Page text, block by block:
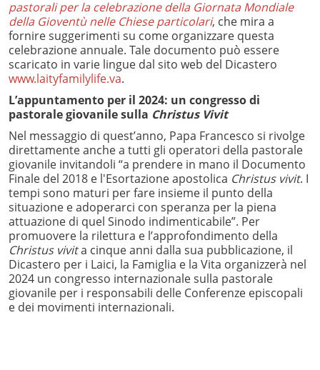
pastorali per la celebrazione della Giornata Mondiale
della Gioventù nelle Chiese particolari, che mira a
fornire suggerimenti su come organizzare questa
celebrazione annuale. Tale documento può essere
scaricato in varie lingue dal sito web del Dicastero
www.laityfamilylife.va.
L’appuntamento per il 2024: un congresso di
pastorale giovanile sulla Christus Vivit
Nel messaggio di quest’anno, Papa Francesco si rivolge
direttamente anche a tutti gli operatori della pastorale
giovanile invitandoli “a prendere in mano il Documento
Finale del 2018 e l'Esortazione apostolica Christus vivit. I
tempi sono maturi per fare insieme il punto della
situazione e adoperarci con speranza per la piena
attuazione di quel Sinodo indimenticabile”. Per
promuovere la rilettura e l’approfondimento della
Christus vivita cinque anni dalla sua pubblicazione, il
Dicastero per i Laici, la Famiglia e la Vita organizzerà nel
2024 un congresso internazionale sulla pastorale
giovanile per i responsabili delle Conferenze episcopali
e dei movimenti internazionali.